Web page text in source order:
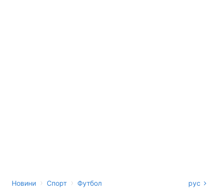
Новини › Спорт › Футбол рус